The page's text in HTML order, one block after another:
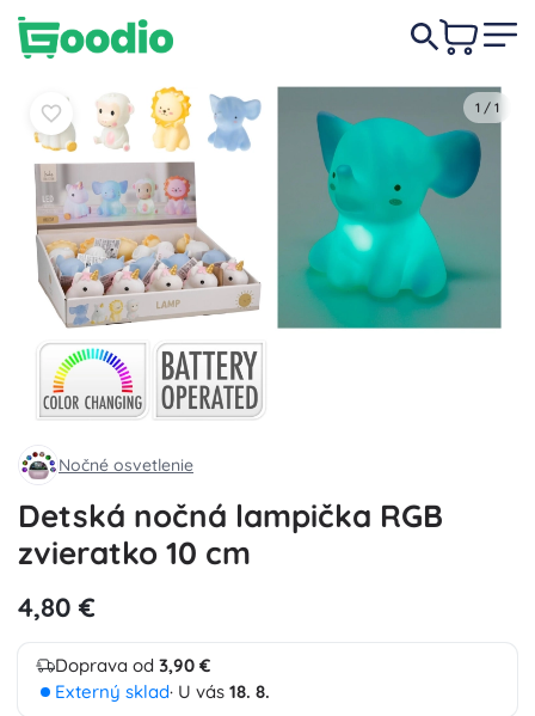
1 / 1
Nočné osvetlenie
Detská nočná lampička RGB
zvieratko 10 cm
4,80 €
Doprava od 3,90 €
Externý sklad· U vás 18. 8.
4,80 € Do košíka